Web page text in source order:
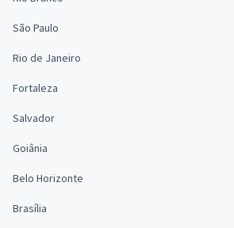
São Paulo
Rio de Janeiro
Fortaleza
Salvador
Goiânia
Belo Horizonte
Brasília